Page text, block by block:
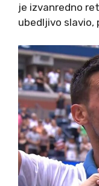
je izvanredno
ubedljivo slavio,